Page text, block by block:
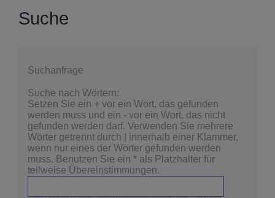
Suche
Suchanfrage
Suche nach Wörtern:
Setzen Sie ein + vor ein Wort, das gefunden
werden muss und ein - vor ein Wort, das nicht
gefunden werden darf. Verwenden Sie mehrere
Wörter getrennt durch
innerhalb einer Klammer,
wenn nur eines der Wörter gefunden werden
muss. Benutzen Sie ein * als Platzhalter für
teilweise Übereinstimmungen.